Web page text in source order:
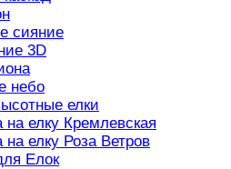
сияние
3D
небо
елки
на елку Кремлевская
на елку Роза Ветров
Елок